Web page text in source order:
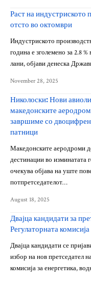
Раст на индустриското
отсто во октомври
Индустриското
година е зголемено за 2.8
лани, објави денеска
November 28, 2025
Николоски: Нови
македонските
завршиме со двоцифрен
патници
Македонските аеродроми
дестинации во изминатата
очекува објава на уште
потпретседателот…
August 18, 2025
Двајца кандидати за
Регулаторната
Двајца кандидати се
избор на нов претседател
комисија за енергетика,